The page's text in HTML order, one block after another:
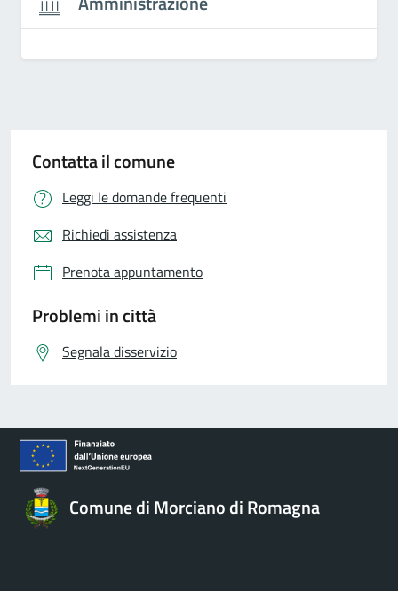
Contatta il comune
Leggi le domande frequenti
Richiedi assistenza
Prenota appuntamento
Problemi in città
Segnala disservizio
Comune di Morciano di Romagna